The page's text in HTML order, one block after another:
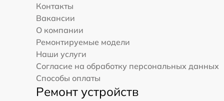
Контакты
Вакансии
О компании
Ремонтируемые модели
Наши услуги
Согласие на обработку персональных данных
Способы оплаты
Ремонт устройств